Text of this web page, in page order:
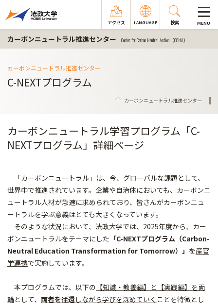
アクセス LANGUAGE 検索 MENU
カーボンニュートラル推進センター Center for Carbon Neutral Action（CCNA）
カーボンニュートラル推進センター
C-NEXTプログラム
カーボンニュートラル推進センター
カーボンニュートラル学習プログラム「C-
NEXTプログラム」詳細ページ
「カーボンニュートラル」は、今、グローバルな課題として、
世界中で推進されています。企業や自治体においても、カーボンニ
ュートラル人材が急速に求められており、皆さんがカーボンニュ
ートラルを学ぶ意義はとても大きくなっています。
そのような状況において、法政大学では、2025年度から、カー
ボンニュートラルをテーマにした 「C-NEXTプログラム（Carbon-
Neutral Education Transformation for Tomorrow）」 を産官
学連携で実施しています。
本プログラムでは、以下の 【知識・教養編】と【実践編】を両
輪として、 両者を往還しながら学びを深めていく ことを特徴とし